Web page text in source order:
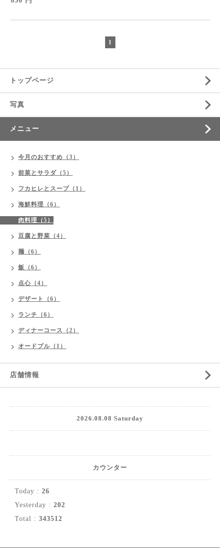
1
トップページ
写真
メニュー
今月のおすすめ（3）
前菜とサラダ（5）
フカヒレとスープ（1）
海鮮料理（6）
肉料理（5）
豆腐と野菜（4）
麺（6）
飯（6）
点心（4）
デザート（6）
ランチ（6）
ディナーコース（2）
オードブル（1）
店舗情報
2026.08.08 Saturday
カウンター
Today : 26
Yesterday : 202
Total : 343512